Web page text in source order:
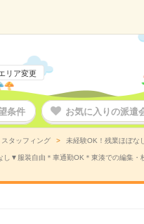
リア変更
条件 お気に入りの派遣
タッフィング 未経験OK！残業ほぼな
し▼服装自由＊車通勤OK＊東湊での編集